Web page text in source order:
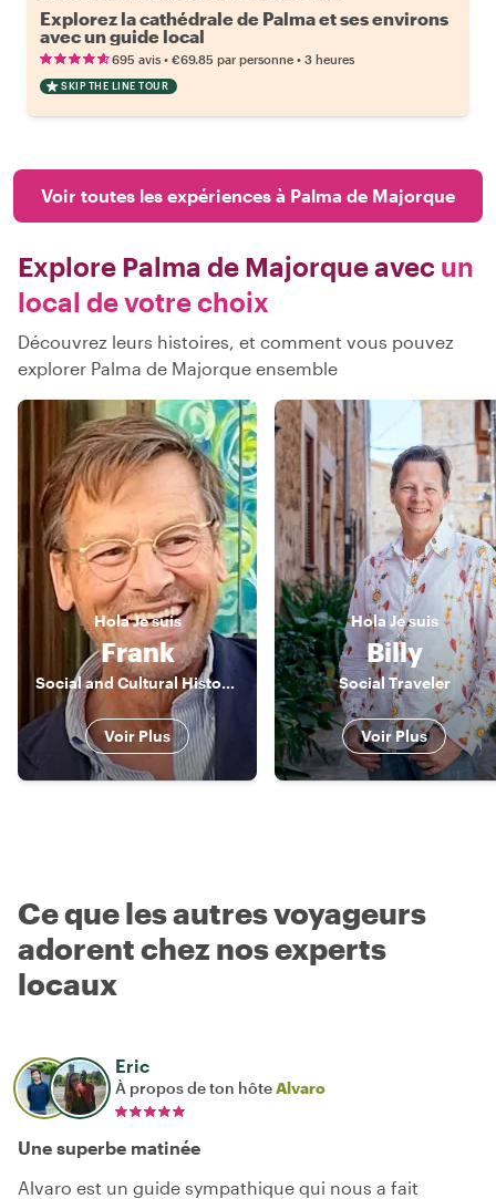
Explorez la cathédrale de Palma et ses environs
avec un guide local
695 avis • €69.85 par personne • 3 heures
SKIP THE LINE TOUR
Voir toutes les expériences à Palma de Majorque
Explore Palma de Majorque avec un
local de votre choix
Découvrez leurs histoires, et comment vous pouvez
explorer Palma de Majorque ensemble
HolaJe suis
Frank
Social and Cultural Historian
Voir Plus
Hola Je suis
Billy
Social Traveler
Voir Plus
Ce que les autres voyageurs
adorent chez nos experts
locaux
Eric
À propos de ton hôteAlvaro
Une superbe matinée
Alvaro est un guide sympathique qui nous a fait